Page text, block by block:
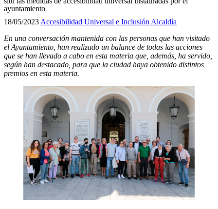
ayuntamiento
18/05/2023Accesibilidad Universal e InclusiónAlcaldía
En una conversación mantenida con las personas que han visitado
el Ayuntamiento, han realizado un balance de todas las acciones
que se han llevado a cabo en esta materia que, además, ha servido,
según han destacado, para que la ciudad haya obtenido distintos
premios en esta materia.